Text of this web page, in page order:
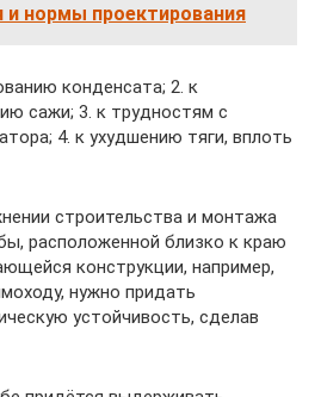
и нормы проектирования
конденсата; 2. к
сажи; 3. к трудностям с
4. к ухудшению тяги, вплоть
строительства и монтажа
расположенной близко к краю
конструкции, например,
нужно придать
устойчивость, сделав